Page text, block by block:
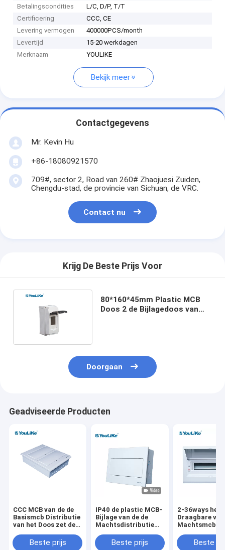
Betalingscondities
L/C, D/P, T/T
Certificering
CCC, CE
Levering vermogen
400000PCS/month
Levertijd
15-20 werkdagen
Merknaam
YOULIKE
Bekijk meer
Contactgegevens
Mr. Kevin Hu
+86-18080921570
709#, sector 2, Road van 260# Zhaojuesi Zuiden,
Chengdu-stad, de provincie van Sichuan, de VRC.
Contact nu
Krijg De Beste Prijs Voor
80*160*45mm Plastic MCB
Doos 2 de Bijlagedoos van
Doorgaan
Geadviseerde Producten
CCC MCB van de de
Basismcb Distributie
van het Doos zet de
Doosvloed op
Beste prijs
IP40 de plastic MCB-
Bijlage van de de
Machtsdistributie
Fase
Beste prijs
2-36ways het
Draagbare
Machtsmcb
Van de
van de de
Beste